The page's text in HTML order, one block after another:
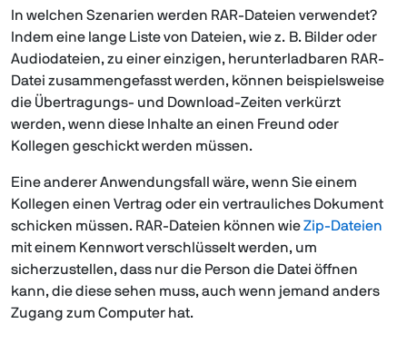
In welchen Szenarien werden RAR-Dateien verwendet?
Indem eine lange Liste von Dateien, wie z. B. Bilder oder
Audiodateien, zu einer einzigen, herunterladbaren RAR-
Datei zusammengefasst werden, können beispielsweise
die Übertragungs- und Download-Zeiten verkürzt
werden, wenn diese Inhalte an einen Freund oder
Kollegen geschickt werden müssen.
Eine anderer Anwendungsfall wäre, wenn Sie einem
Kollegen einen Vertrag oder ein vertrauliches Dokument
schicken müssen. RAR-Dateien können wieZip-Dateien
mit einem Kennwort verschlüsselt werden, um
sicherzustellen, dass nur die Person die Datei öffnen
kann, die diese sehen muss, auch wenn jemand anders
Zugang zum Computer hat.